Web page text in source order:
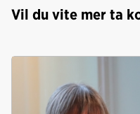
Vil du vite mer ta